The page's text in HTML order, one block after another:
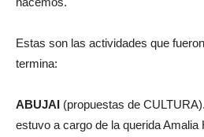
Estas son las actividades que
termina:
ABUJAI (propuestas de
estuvo a cargo de la querida Amalia